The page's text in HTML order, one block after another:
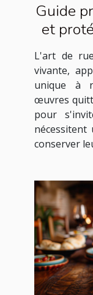
Guide
et
L'art de
vivante,
unique à
œuvres
pour
conserver